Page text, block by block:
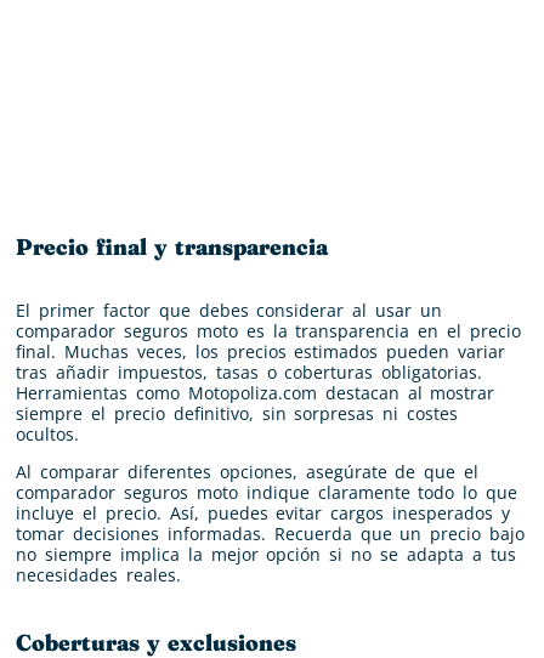
Precio final y transparencia
El primer factor que debes considerar al usar un
comparador seguros moto es la transparencia en el precio
final. Muchas veces, los precios estimados pueden variar
tras añadir impuestos, tasas o coberturas obligatorias.
Herramientas como Motopoliza.com destacan al mostrar
siempre el precio definitivo, sin sorpresas ni costes
ocultos.
Al comparar diferentes opciones, asegúrate de que el
comparador seguros moto indique claramente todo lo que
incluye el precio. Así, puedes evitar cargos inesperados y
tomar decisiones informadas. Recuerda que un precio bajo
no siempre implica la mejor opción si no se adapta a tus
necesidades reales.
Coberturas y exclusiones